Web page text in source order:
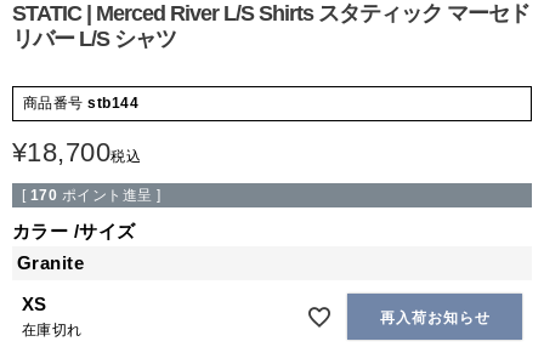
STATIC | Merced River L/S Shirts スタティック マーセド
リバー L/S シャツ
商品番号 stb144
¥18,700税込
[ 170 ポイント進呈 ]
カラー サイズ
Granite
XS
在庫切れ
再入荷お知らせ